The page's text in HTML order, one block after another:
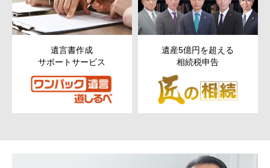
トサービス
遺産5億円を超える
次世代以